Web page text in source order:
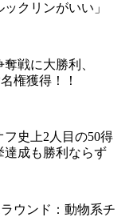
クリンがいい」
戦に大勝利、
権獲得！！
史上2人目の50得
達成も勝利ならず
ウンド：動物系チ